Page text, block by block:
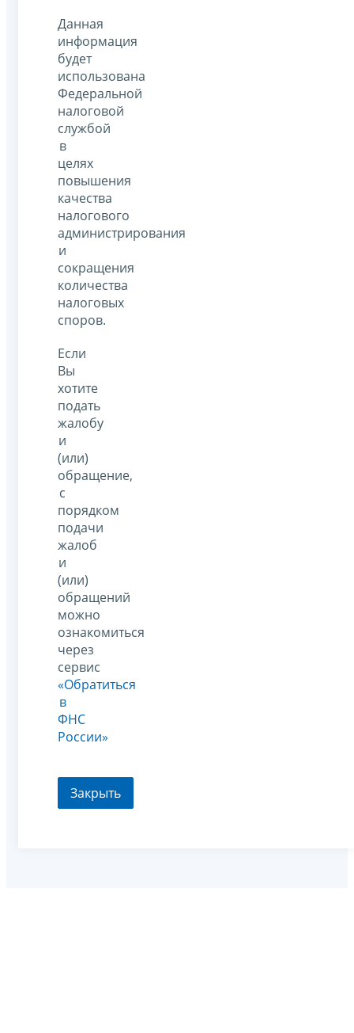
Данная
информация
будет
использована
Федеральной
налоговой
службой
в
целях
повышения
качества
налогового
администрирования
и
сокращения
количества
налоговых
споров.
Если
Вы
хотите
подать
жалобу
и
(или)
обращение,
с
порядком
подачи
жалоб
и
(или)
обращений
можно
ознакомиться
через
сервис
«Обратиться
в
ФНС
России»
Закрыть